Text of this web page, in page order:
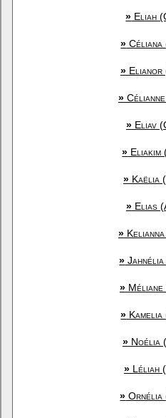
» Eliah
» Céliana
»Elianor
»
»Eliav
» Eliakim
»Kaëlia
»Elias
»
»
»Méliane
» Kamelia
»Noélia
»Léliah
» Ornélia